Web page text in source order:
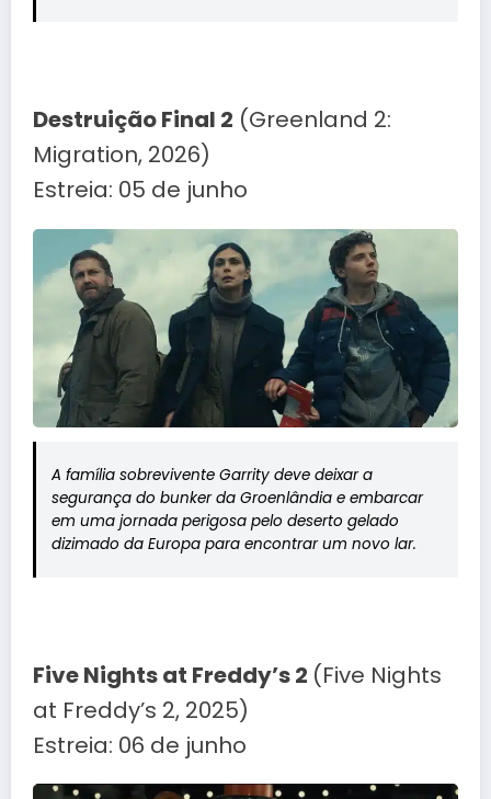
Destruição Final 2 (Greenland 2:
Migration, 2026)
Estreia: 05 de junho
A família sobrevivente Garrity deve deixar a
segurança do bunker da Groenlândia e embarcar
em uma jornada perigosa pelo deserto gelado
dizimado da Europa para encontrar um novo lar.
Five Nights at Freddy’s 2 (Five Nights
at Freddy’s 2, 2025)
Estreia: 06 de junho